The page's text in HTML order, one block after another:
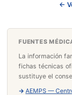
←
FUENTES
La información
fichas técnicas
sustituye el
→ AEMPS —